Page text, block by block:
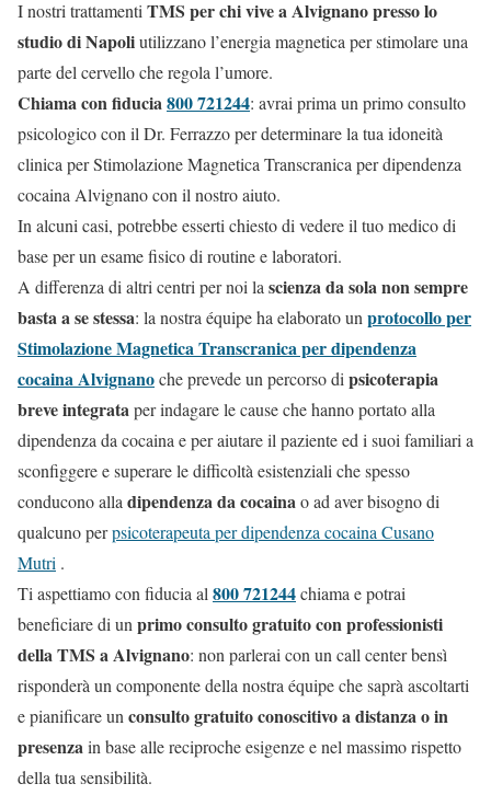
I nostri trattamentiTMS per chi vive a Alvignano presso lo
studio di Napoliutilizzano l’energia magnetica per stimolare una
parte del cervello che regola l’umore.
Chiama con fiducia800 721244: avrai prima un primo consulto
psicologico con il Dr. Ferrazzo per determinare la tua idoneità
clinica per Stimolazione Magnetica Transcranica per dipendenza
cocaina Alvignano con il nostro aiuto.
In alcuni casi, potrebbe esserti chiesto di vedere il tuo medico di
base per un esame fisico di routine e laboratori.
A differenza di altri centri per noi lascienza da sola non sempre
basta a se stessa: la nostra équipe ha elaborato unprotocollo per
Stimolazione Magnetica Transcranica per dipendenza
cocaina Alvignanoche prevede un percorso dipsicoterapia
breve integrataper indagare le cause che hanno portato alla
dipendenza da cocaina e per aiutare il paziente ed i suoi familiari a
sconfiggere e superare le difficoltà esistenziali che spesso
conducono alladipendenza da cocainao ad aver bisogno di
qualcuno perpsicoterapeuta per dipendenza cocaina Cusano
Mutri .
Ti aspettiamo con fiducia al800 721244chiama e potrai
beneficiare di unprimo consulto gratuito con professionisti
della TMS a Alvignano: non parlerai con un call center bensì
risponderà un componente della nostra équipe che saprà ascoltarti
e pianificare unconsulto gratuito conoscitivo a distanza o in
presenzain base alle reciproche esigenze e nel massimo rispetto
della tua sensibilità.